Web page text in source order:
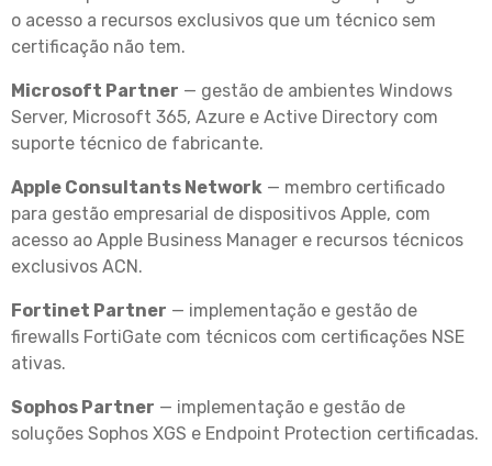
o acesso a recursos exclusivos que um técnico sem
certificação não tem.
Microsoft Partner — gestão de ambientes Windows
Server, Microsoft 365, Azure e Active Directory com
suporte técnico de fabricante.
Apple Consultants Network — membro certificado
para gestão empresarial de dispositivos Apple, com
acesso ao Apple Business Manager e recursos técnicos
exclusivos ACN.
Fortinet Partner — implementação e gestão de
firewalls FortiGate com técnicos com certificações NSE
ativas.
Sophos Partner — implementação e gestão de
soluções Sophos XGS e Endpoint Protection certificadas.